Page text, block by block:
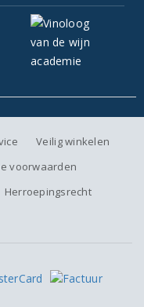
Veilig winkelen
voorwaarden
Herroepingsrecht